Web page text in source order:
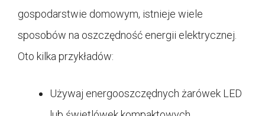
gospodarstwie domowym, istnieje wiele
sposobów na oszczędność energii elektrycznej.
Oto kilka przykładów:
Używaj energooszczędnych żarówek LED